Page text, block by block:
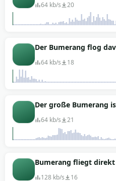
64 kb/s 20
Der Bumerang flog
64 kb/s 18
Der große Bumerang
64 kb/s 21
Bumerang fliegt
128 kb/s 16